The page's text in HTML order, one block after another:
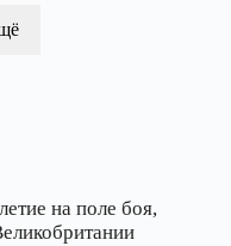
на поле боя,